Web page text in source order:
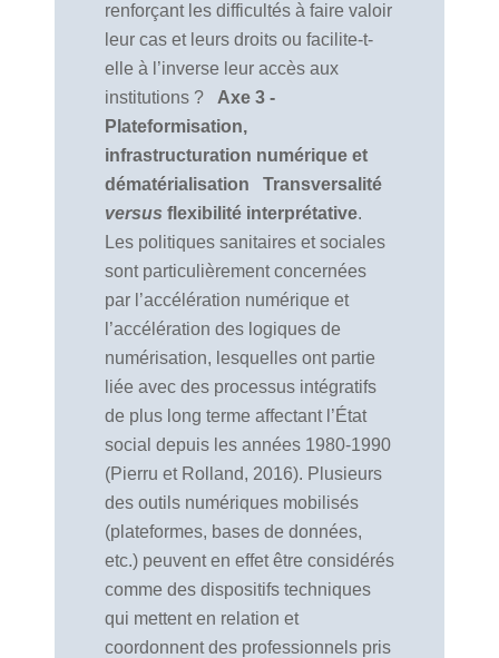
renforçant les difficultés à faire valoir
leur cas et leurs droits ou facilite-t-
elle à l’inverse leur accès aux
institutions ? Axe 3 -
Plateformisation,
infrastructuration numérique et
dématérialisation
Transversalité
versus flexibilité interprétative.
Les politiques sanitaires et sociales
sont particulièrement concernées
par l’accélération numérique et
l’accélération des logiques de
numérisation, lesquelles ont partie
liée avec des processus intégratifs
de plus long terme affectant l’État
social depuis les années 1980-1990
(Pierru et Rolland, 2016). Plusieurs
des outils numériques mobilisés
(plateformes, bases de données,
etc.) peuvent en effet être considérés
comme des dispositifs techniques
qui mettent en relation et
coordonnent des professionnels pris